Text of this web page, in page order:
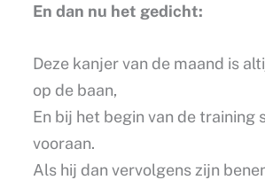
En dan nu het gedicht:
Deze kanjer van de maand is
op de baan,
En bij het begin van de training
vooraan.
Als hij dan vervolgens zijn